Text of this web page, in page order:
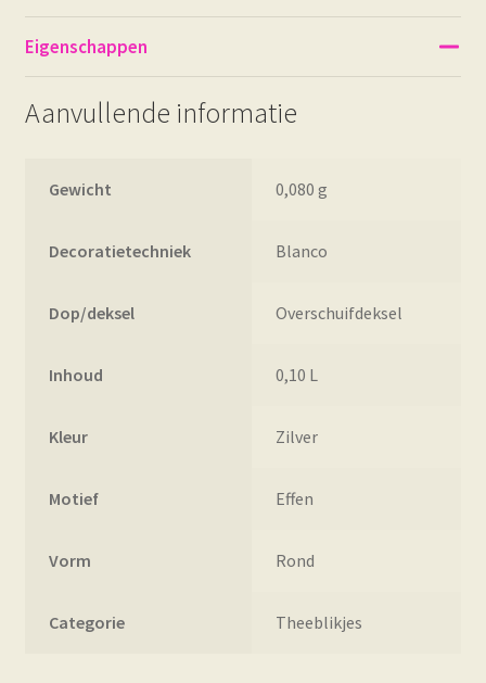
Eigenschappen
Aanvullende informatie
Gewicht 0,080 g
Decoratietechniek Blanco
Dop/deksel Overschuifdeksel
Inhoud 0,10 L
Kleur Zilver
Motief Effen
Vorm Rond
Categorie Theeblikjes